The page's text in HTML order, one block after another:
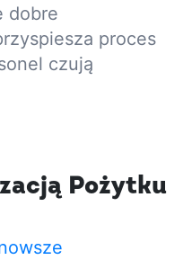
dobre
proces
czują
Pożytku